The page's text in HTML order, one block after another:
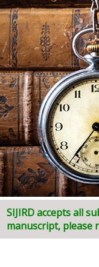
Welcome toSrujani: